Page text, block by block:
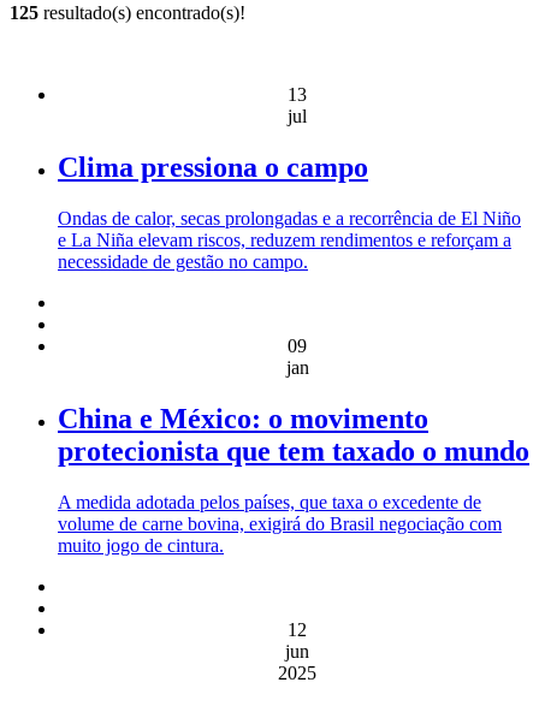
125 resultado(s) encontrado(s)!
13
jul
Clima pressiona o campo
Ondas de calor, secas prolongadas e a recorrência de El Niño
e La Niña elevam riscos, reduzem rendimentos e reforçam a
necessidade de gestão no campo.
09
jan
China e México: o movimento
protecionista que tem taxado o mundo
A medida adotada pelos países, que taxa o excedente de
volume de carne bovina, exigirá do Brasil negociação com
muito jogo de cintura.
12
jun
2025